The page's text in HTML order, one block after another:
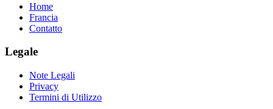
Home
Francia
Contatto
Legale
Note Legali
Privacy
Termini di Utilizzo